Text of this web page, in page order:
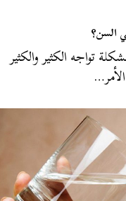
السن؟
تواجه الكثير والكثير